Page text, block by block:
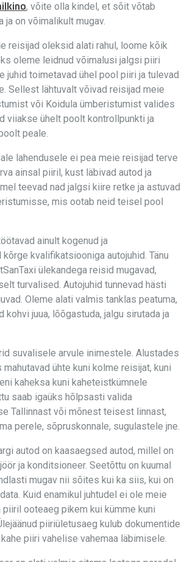
, võite olla kindel, et sõit võtab
ja on võimalikult mugav.
reisijad oleksid alati rahul, loome kõik
oleme leidnud võimalusi jalgsi piiri
juhid toimetavad ühel pool piiri ja tulevad
Sellest lähtuvalt võivad reisijad meie
või Koidula ümberistumist valides
viiakse ühelt poolt kontrollpunkti ja
peale.
lahendusele ei pea meie reisijad terve
ainsal piiril, kust läbivad autod ja
teevad nad jalgsi kiire retke ja astuvad
mis ootab neid teisel pool
ainult kogenud ja
kvalifikatsiooniga autojuhid. Tänu
ülekandega reisid mugavad,
turvalised. Autojuhid tunnevad hästi
Oleme alati valmis tanklas peatuma,
kohvi juua, lõõgastuda, jalgu sirutada ja
suvalisele arvule inimestele. Alustades
ühte kuni kolme reisijat, kuni
kaheksa kuni kaheteistkümnele
saab igaüks hõlpsasti valida
Tallinnast või mõnest teisest linnast,
perele, sõpruskonnale, sugulastele jne.
autod on kaasaegsed autod, millel on
ja konditsioneer. Seetõttu on kuumal
mugav nii sõites kui ka siis, kui on
Kuid enamikul juhtudel ei ole meie
ooteaeg pikem kui kümme kuni
piiriületusaeg kulub dokumentide
piiri vahelise vahemaa läbimisele.